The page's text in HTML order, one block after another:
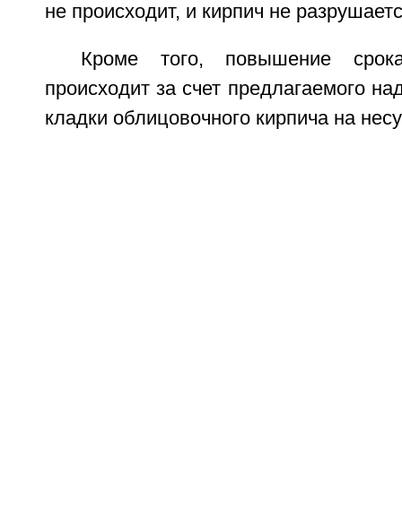
не происходит, и кирпич не
Кроме того, повышение
происходит за счет предлагаемого
кладки облицовочного кирпича на